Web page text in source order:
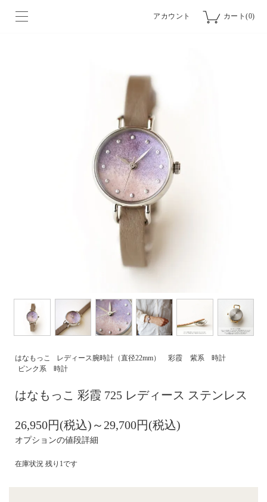
アカウント カート(0)
はなもっこ レディース腕時計（直径22mm） 彩霞
紫系 時計
ピンク系 時計
はなもっこ 彩霞 725 レディース ステンレス
26,950円(税込)～29,700円(税込)
オプションの値段詳細
在庫状況 残り1です